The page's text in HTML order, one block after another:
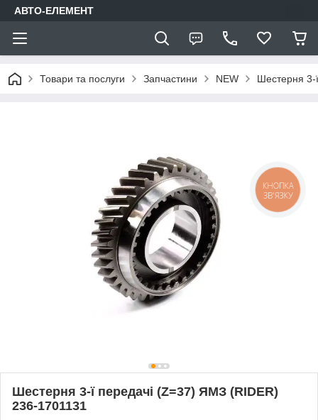
АВТО-ЕЛЕМЕНТ
Товари та послуги Запчастини NEW Шестерня 3-
Шестерня 3-ї передачі (Z=37) ЯМЗ (RIDER)
236-1701131
КНОПКА
ЗВ'ЯЗКУ